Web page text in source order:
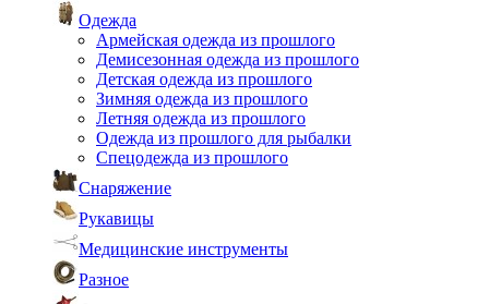
Одежда
Армейская одежда из прошлого
Демисезонная одежда из прошлого
Детская одежда из прошлого
Зимняя одежда из прошлого
Летняя одежда из прошлого
Одежда из прошлого для рыбалки
Спецодежда из прошлого
Снаряжение
Рукавицы
Медицинские инструменты
Разное